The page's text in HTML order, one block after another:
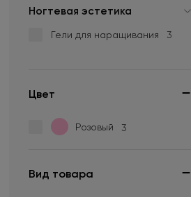
Ногтевая эстетика
Гели для наращивания 3
Цвет
Розовый 3
Вид товара